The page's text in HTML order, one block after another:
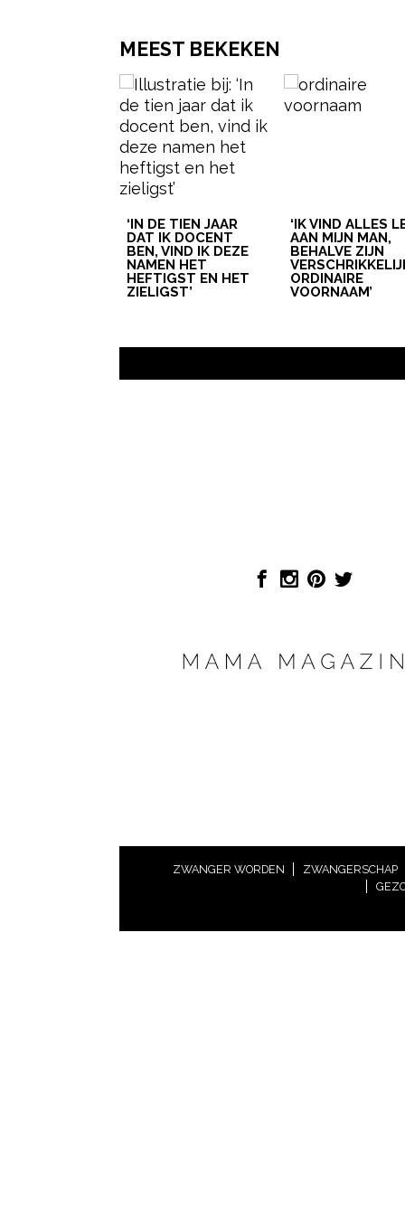
MEEST BEKEKEN
‘IN DE TIEN JAAR
DAT IK DOCENT
BEN, VIND IK DEZE
NAMEN HET
HEFTIGST EN HET
ZIELIGST’
‘IK VIND ALLES
AAN MIJN MAN,
BEHALVE ZIJN
ORDINAIRE
VOORNAAM’
ZWANGER WORDEN ZWANGERSCHAP